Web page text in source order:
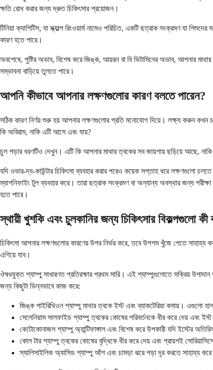
ক্ষতি রোধ করার জন্য দ্রুত চিকিৎসার প্রয়োজন।
টিনিয়া ক্যাপিটিস, যা স্ক্যাল্প রিংওয়ার্ম নামেও পরিচিত, একটি ছত্রাক সংক্রমণ যা
কারণ হতে পারে।
অবশেষে, পুষ্টির অভাব, বিশেষ করে জিঙ্ক, আয়রন বা বি ভিটামিনের অভাব, আপনার
সম্ভাবনা বাড়িয়ে তুলতে পারে।
আপনি কীভাবে আপনার লক্ষণগুলোর কারণ বলতে পারেন?
সঠিক কারণ নির্ণয় শুরু হয় আপনার লক্ষণগুলোর প্রতি মনোযোগ দিয়ে। লক্ষ্য করুন কখন
কি অবিরাম, নাকি এটি আসে এবং যায়?
চুল পড়ার ধরণটিও দেখুন। এটি কি আপনার মাথার ত্বকের সব জায়গায় ছড়িয়ে আছে,
যদি ওভার-দ্য-কাউন্টার চিকিৎসা ব্যবহার করার পরেও কয়েক সপ্তাহ ধরে লক্ষণগুলো
ম্যাগনিফাইং টুল ব্যবহার করে। তারা ছত্রাক সংক্রমণ বা অন্যান্য অবস্থার জন্য
হতে পারে।
স্থায়ী খুশকি এবং চুলকানির জন্য চিকিৎসার বিকল্পগুলো কী
চিকিৎসা আপনার লক্ষণগুলোর কারণের উপর নির্ভর করে, তবে উপশম খুঁজে পেতে
এগিয়ে যাব।
ঔষধযুক্ত শ্যাম্পু সাধারণত প্রতিরক্ষার প্রথম সারি। এই শ্যাম্পুগুলোতে সক্রিয়
জন্য কিছুটা ভিন্নভাবে কাজ করে:
জিঙ্ক পাইরিথিওন শ্যাম্পু মাথার ত্বকে ইস্ট এবং ব্যাকটেরিয়া কমায়। এগুলো
সেলেনিয়াম সালফাইড শ্যাম্পু ত্বকের কোষের পরিবর্তনকে ধীর করে দেয় এবং
কেটোকোনাজল শ্যাম্পু অ্যান্টিফাঙ্গাল এবং বিশেষ করে উপকারী যদি ইস্টের
কোল টার শ্যাম্পু ত্বকের কোষের বৃদ্ধিকে ধীর করে দেয় এবং প্রায়শই
স্যালিসাইলিক অ্যাসিড শ্যাম্পু আঁশ এবং চামড়া ঝরে পড়া দূর করতে সাহায্য